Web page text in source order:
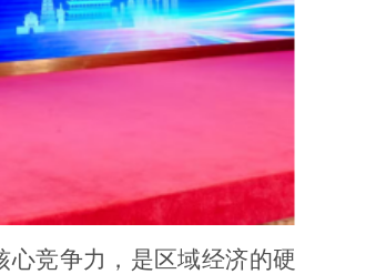
心竞争力 ，是区域经济的硬